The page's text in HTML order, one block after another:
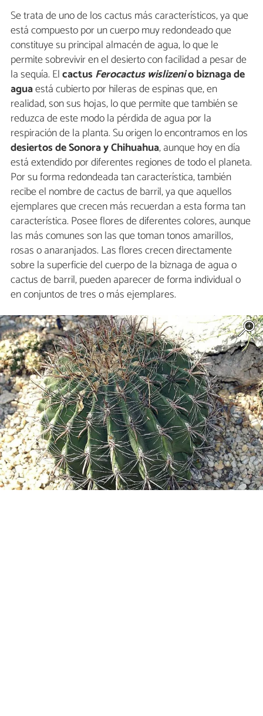
Se trata de uno de los cactus más característicos, ya que
está compuesto por un cuerpo muy redondeado que
constituye su principal almacén de agua, lo que le
permite sobrevivir en el desierto con facilidad a pesar de
la sequía. Elcactus Ferocactus wislizenio biznaga de
aguaestá cubierto por hileras de espinas que, en
realidad, son sus hojas, lo que permite que también se
reduzca de este modo la pérdida de agua por la
respiración de la planta. Su origen lo encontramos en los
desiertos de Sonora y Chihuahua, aunque hoy en día
está extendido por diferentes regiones de todo el planeta.
Por su forma redondeada tan característica, también
recibe el nombre de cactus de barril, ya que aquellos
ejemplares que crecen más recuerdan a esta forma tan
característica. Posee flores de diferentes colores, aunque
las más comunes son las que toman tonos amarillos,
rosas o anaranjados. Las flores crecen directamente
sobre la superficie del cuerpo de la biznaga de agua o
cactus de barril, pueden aparecer de forma individual o
en conjuntos de tres o más ejemplares.